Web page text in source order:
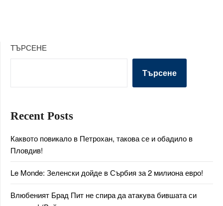
ТЪРСЕНЕ
Търсене
Recent Posts
Каквото повикало в Петрохан, такова се и обадило в
Пловдив!
Le Monde: Зеленски дойде в Сърбия за 2 милиона евро!
Влюбеният Брад Пит не спира да атакува бившата си